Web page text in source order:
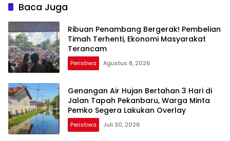
Baca Juga
Ribuan Penambang Bergerak! Pembelian
Timah Terhenti, Ekonomi Masyarakat
Terancam
Peristiwa Agustus 8, 2026
Genangan Air Hujan Bertahan 3 Hari di
Jalan Tapah Pekanbaru, Warga Minta
Pemko Segera Lakukan Overlay
Peristiwa Juli 30, 2026